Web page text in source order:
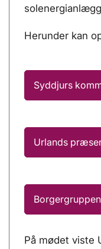
Herunder kan
Syddjurs
Urlands
På mødet viste